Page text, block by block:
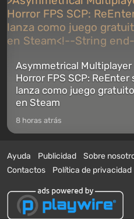
Asymmetrical Multiplayer
Horror FPS SCP: ReEnter
lanza como juego gratuito
en Steam
8 horas atrás
Ayuda Publicidad Sobre
Contactos
Política de privacidad